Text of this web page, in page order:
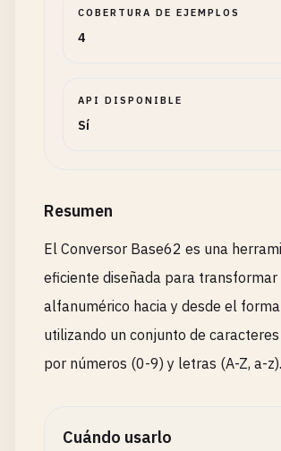
COBERTURA DE EJEMPLOS
4
API DISPONIBLE
Sí
Resumen
El Conversor Base62 es una
eficiente diseñada para
alfanumérico hacia y desde el
utilizando un conjunto de
por números (0-9) y letras (A-Z, a-z).
Cuándo usarlo